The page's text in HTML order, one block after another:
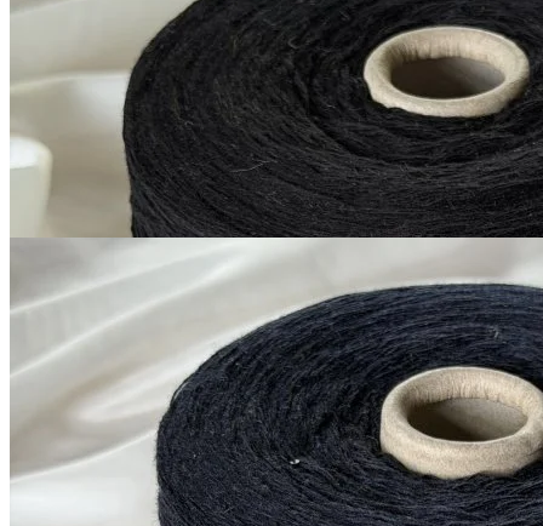
В наличии 11280
кашемир 10%, меринос 70%, шёлк 20%
+ пайетки
380 м/100 г черный матовый
1 200₽
за 100 г
Купить
В наличии 10610
гр
Silver Plus
кашемир 10%, меринос 70%, шёлк 20%
+ пайетки
380 м/100 гтёмно-синий близкий к
черному
1 200₽
за 100 г